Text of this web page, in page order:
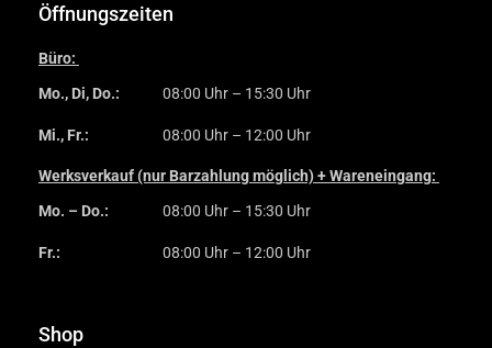
Öffnungszeiten
Büro:
Mo., Di, Do.: 08:00 Uhr – 15:30 Uhr
Mi., Fr.: 08:00 Uhr – 12:00 Uhr
Werksverkauf (nur Barzahlung möglich) + Wareneingang:
Mo. – Do.: 08:00 Uhr – 15:30 Uhr
Fr.: 08:00 Uhr – 12:00 Uhr
Shop